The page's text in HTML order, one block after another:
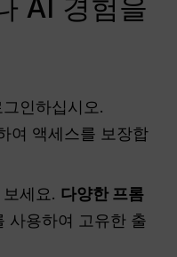
AI 경험을
인하십시오.
여 액세스를 보장합
세요. 다양한 프롬
사용하여 고유한 출